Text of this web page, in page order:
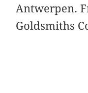
Antwerpen.
Goldsmiths